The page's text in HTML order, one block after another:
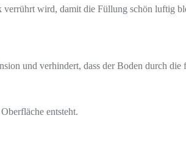
verrührt wird, damit die Füllung schön luftig
und verhindert, dass der Boden durch
entsteht.